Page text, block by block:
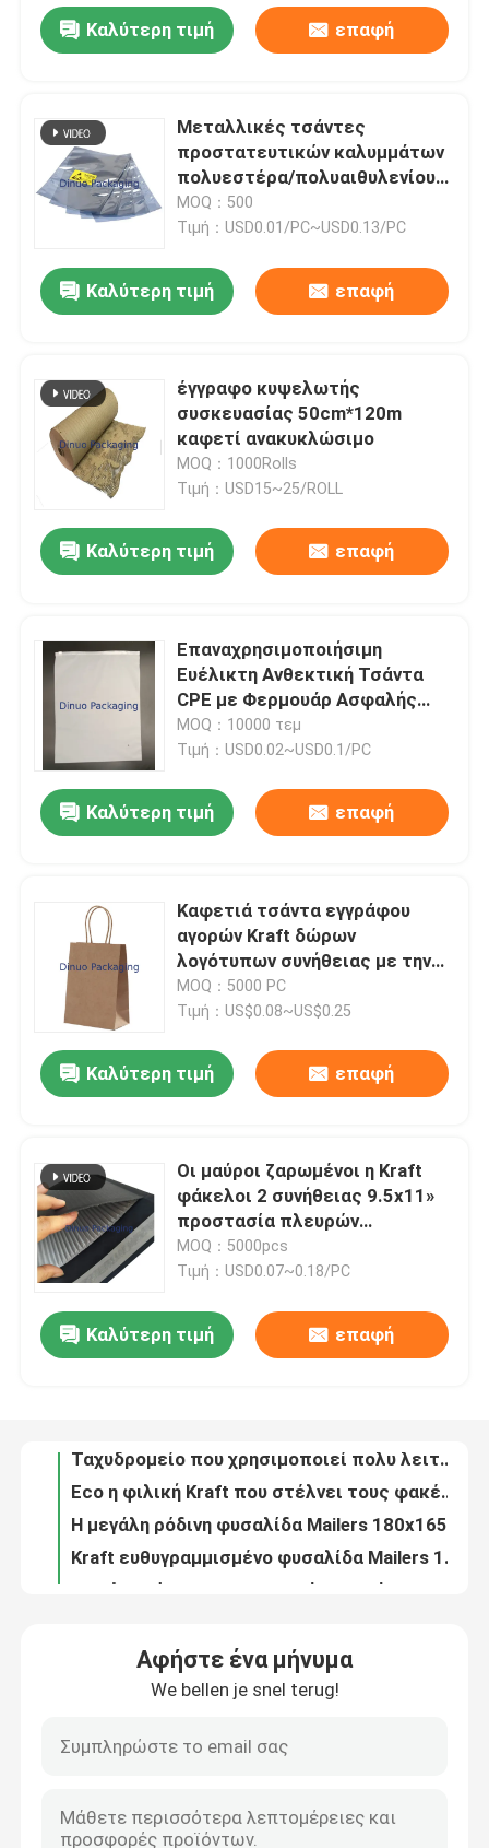
Σπίτι
Προϊόντα
Βίντεο
Επισκέψεις στο εργοστάσιο
Έλεγχος ποιότητας
Τσάντες αλληλογραφίας φυσαλίδας
Καλύτερη τιμή επαφή
Μεταλλικές τσάντες
προστατευτικών καλυμμάτων
πολυεστέρα/πολυαιθυλενίου/
πολυπροπυλενίου ESD με το
προσαρμοσμένο λογότυπο
MOQ：500
Τιμή：USD0.01/PC~USD0.13/PC
Καλύτερη τιμή επαφή
έγγραφο κυψελωτής
συσκευασίας 50cm*120m
καφετί ανακυκλώσιμο
MOQ：1000Rolls
Τιμή：USD15~25/ROLL
Καλύτερη τιμή επαφή
Επαναχρησιμοποιήσιμη
Ευέλικτη Ανθεκτική Τσάντα
CPE με Φερμουάρ Ασφαλής
Σφράγιση Για Ρούχα Και
Μικροαντικείμενα
MOQ：10000 τεμ
Τιμή：USD0.02~USD0.1/PC
Καλύτερη τιμή επαφή
Καφετιά τσάντα εγγράφου
αγορών Kraft δώρων
λογότυπων συνήθειας με την
τσάντα παράδοσης καφέ
λαβών
MOQ：5000 PC
Τιμή：US$0.08~US$0.25
Καλύτερη τιμή επαφή
Οι μαύροι ζαρωμένοι η Kraft
φάκελοι 2 συνήθειας 9.5x11»
προστασία πλευρών
συγκολλούν με θερμότητα
MOQ：5000pcs
Τιμή：USD0.07~0.18/PC
Καλύτερη τιμή επαφή
Ισχυρός αυτοκόλλητος φάκελος 345x465mm #K συσκευασίας φυσαλίδων της Kraft ελαφρύ
Kraft ευθυγραμμισμένο φυσαλίδα Mailers 165x255 #B6, άσπροι γεμισμένοι φάκελοι αποστολής
Αγγελιαφόρος που συσκευάζει το άσπρο πάχος φακέλων 190x275 #VD 125gsm περικαλυμμάτων φυσαλίδων
Φυσαλίδα Mailers της Kraft βιομηχανίας παράδοσης/στέλνοντας φάκελοι 245x330 #A4 φυσαλίδων
Αφήστε ένα μήνυμα
We bellen je snel terug!